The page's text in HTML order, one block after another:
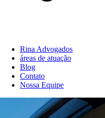
Rina Advogados
áreas de atuação
Blog
Contato
Nossa Equipe